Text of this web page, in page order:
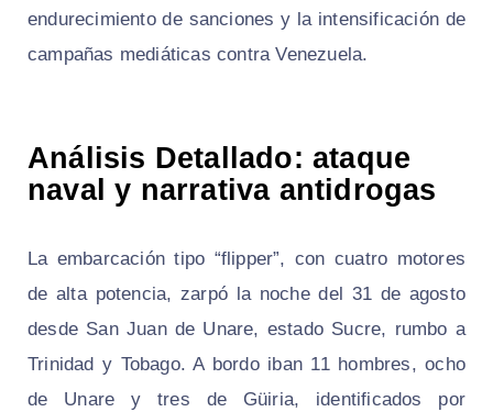
endurecimiento de sanciones y la intensificación de
campañas mediáticas contra Venezuela.
Análisis Detallado: ataque
naval y narrativa antidrogas
La embarcación tipo “flipper”, con cuatro motores
de alta potencia, zarpó la noche del 31 de agosto
desde San Juan de Unare, estado Sucre, rumbo a
Trinidad y Tobago. A bordo iban 11 hombres, ocho
de Unare y tres de Güiria, identificados por